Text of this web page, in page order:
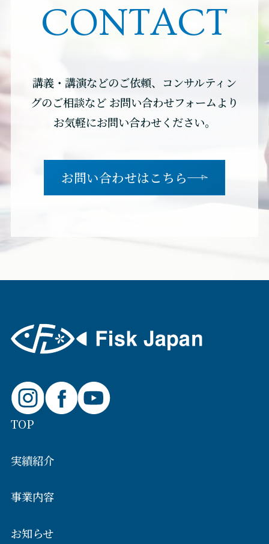
CONTACT
講義・講演などのご依頼、コンサルティン
グのご相談など お問い合わせフォームより
お気軽にお問い合わせください。
お問い合わせはこちら
TOP
実績紹介
事業内容
お知らせ